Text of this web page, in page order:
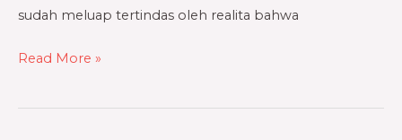
sudah meluap tertindas oleh realita bahwa
Read More »